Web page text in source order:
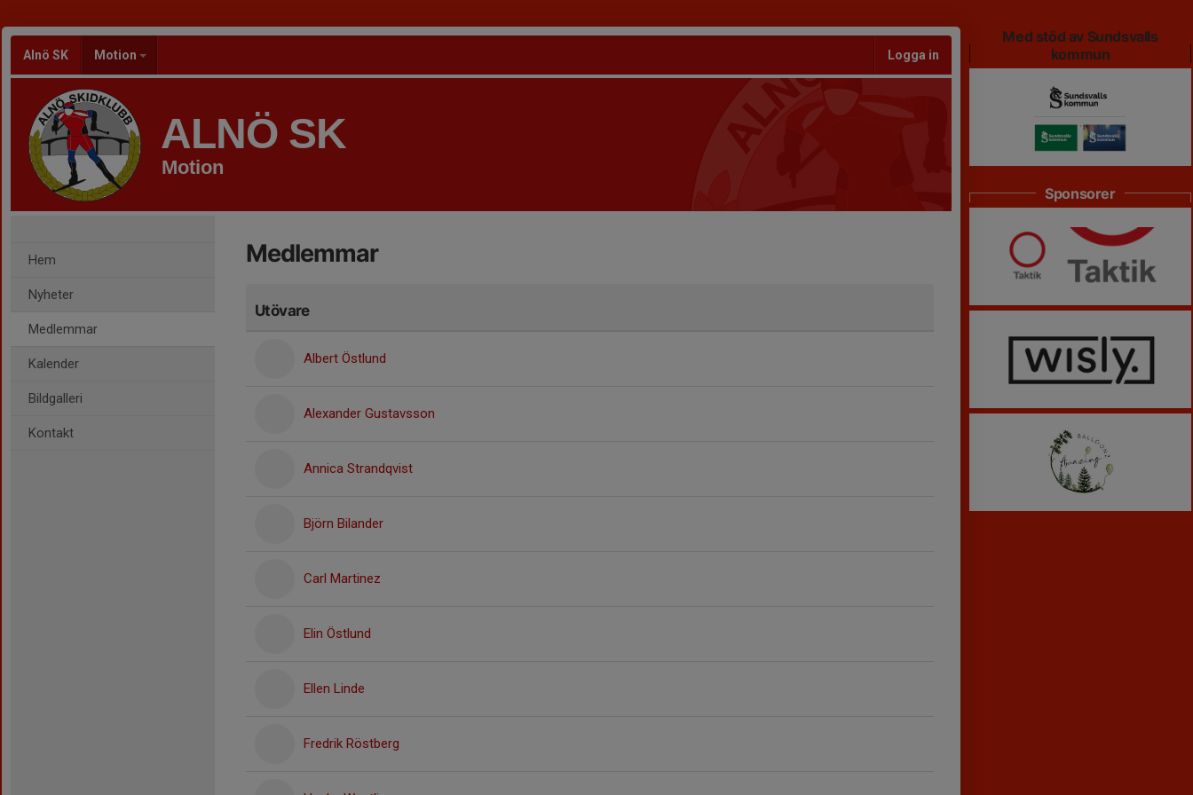
Alnö SK Motion Logga in
ALNÖ SK
Motion
Hem
Nyheter
Medlemmar
Kalender
Bildgalleri
Kontakt
Medlemmar
Utövare
Albert Östlund
Alexander Gustavsson
Annica Strandqvist
Björn Bilander
Carl Martinez
Elin Östlund
Ellen Linde
Fredrik Röstberg
Med stöd av Sundsvalls
kommun
Sponsorer